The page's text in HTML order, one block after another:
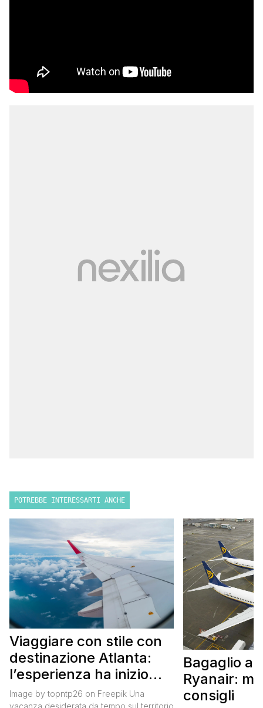
POTREBBE INTERESSARTI ANCHE
Viaggiare con stile con
destinazione Atlanta:
l’esperienza ha inizio
con un volo Air France
Image by topntp26 on Freepik Una
vacanza desiderata da tempo sul territorio
Bagaglio a
Ryanair:
consigli